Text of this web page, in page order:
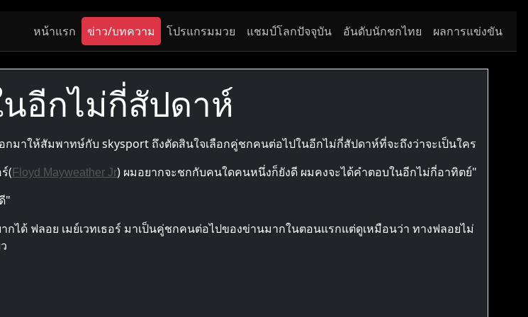
หน้าแรก ข่าว/บทความ โปรแกรมมวย แชมป์โลกปัจจุบัน อันดับนักชกไทย ผลการแข่งขัน
อีกไม่กี่สัปดาห์
มาให้สัมพาทษ์กับ skysport ถึงตัดสินใจเลือกคู่ชกคนต่อไปในอีกไม่กี่สัปดาห์ที่จะถึงว่าจะเป็นใคร
( Floyd Mayweather Jr) ผมอยากจะชกกับคนใดคนหนึ่งก็ยังดี ผมคงจะได้คำตอบในอีกไม่กี่อาทิตย์"
"
กได้ ฟลอย เมย์เวทเธอร์ มาเป็นคู่ชกคนต่อไปของข่านมากในตอนแรกแต่ดูเหมือนว่า ทางฟลอยไม่